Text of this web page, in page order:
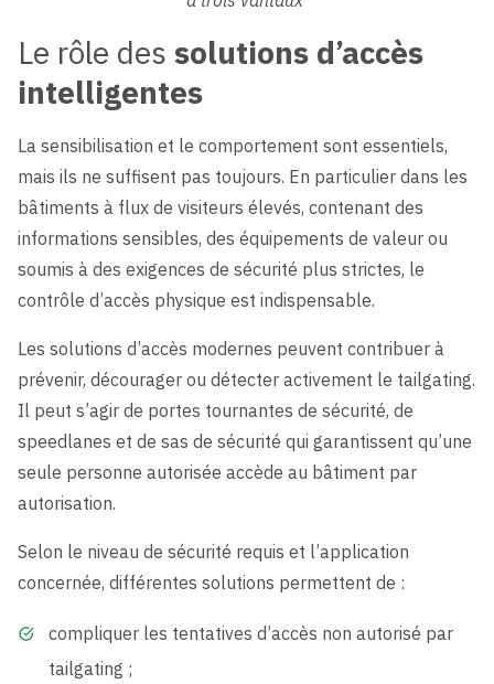
Le rôle des solutions d’accès
intelligentes
La sensibilisation et le comportement sont essentiels,
mais ils ne suffisent pas toujours. En particulier dans les
bâtiments à flux de visiteurs élevés, contenant des
informations sensibles, des équipements de valeur ou
soumis à des exigences de sécurité plus strictes, le
contrôle d’accès physique est indispensable.
Les solutions d’accès modernes peuvent contribuer à
prévenir, décourager ou détecter activement le tailgating.
Il peut s’agir de portes tournantes de sécurité, de
speedlanes et de sas de sécurité qui garantissent qu’une
seule personne autorisée accède au bâtiment par
autorisation.
Selon le niveau de sécurité requis et l’application
concernée, différentes solutions permettent de :
compliquer les tentatives d’accès non autorisé par
tailgating ;